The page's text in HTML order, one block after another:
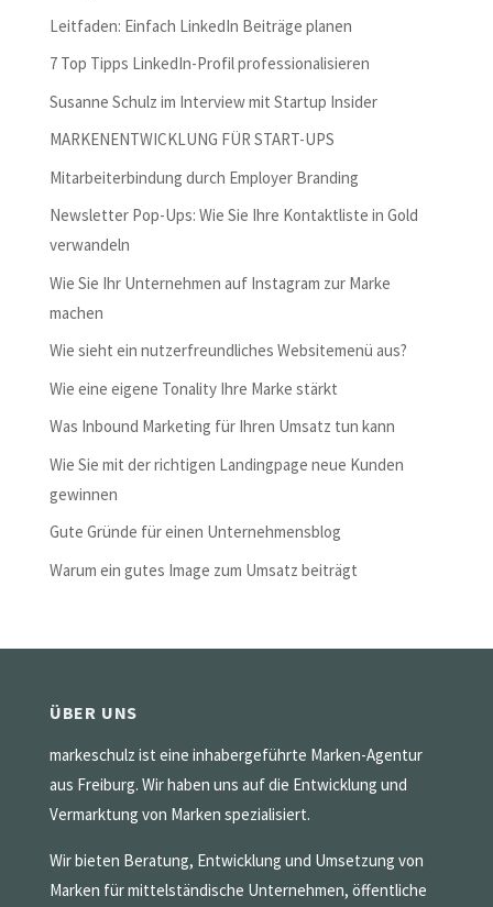
Leitfaden: Einfach LinkedIn Beiträge planen
7 Top Tipps LinkedIn-Profil professionalisieren
Susanne Schulz im Interview mit Startup Insider
MARKENENTWICKLUNG FÜR START-UPS
Mitarbeiterbindung durch Employer Branding
Newsletter Pop-Ups: Wie Sie Ihre Kontaktliste in Gold
verwandeln
Wie Sie Ihr Unternehmen auf Instagram zur Marke
machen
Wie sieht ein nutzerfreundliches Websitemenü aus?
Wie eine eigene Tonality Ihre Marke stärkt
Was Inbound Marketing für Ihren Umsatz tun kann
Wie Sie mit der richtigen Landingpage neue Kunden
gewinnen
Gute Gründe für einen Unternehmensblog
Warum ein gutes Image zum Umsatz beiträgt
ÜBER UNS
markeschulz ist eine inhabergeführte Marken-Agentur
aus Freiburg. Wir haben uns auf die Entwicklung und
Vermarktung von Marken spezialisiert.
Wir bieten Beratung, Entwicklung und Umsetzung von
Marken für mittelständische Unternehmen, öffentliche